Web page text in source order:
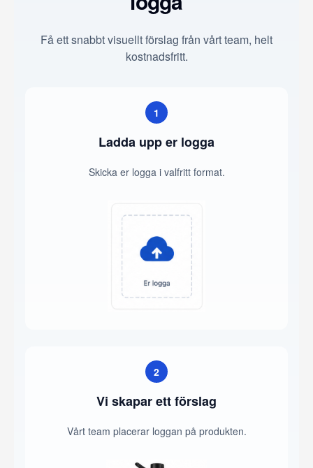
Få ett snabbt visuellt förslag från vårt team, helt
kostnadsfritt.
1
Ladda upp er logga
Skicka er logga i valfritt format.
2
Vi skapar ett förslag
Vårt team placerar loggan på produkten.